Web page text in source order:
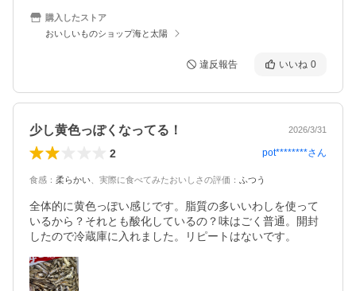
購入したストア
おいしいものショップ海と太陽
違反報告 いいね 0
少し黄色っぽくなってる！ 2026/3/31
2 pot********さん
食感 ： 柔らかい 実際に食べてみたおいしさの評価 ： ふつう
全体的に黄色っぽい感じです。脂質の多いいわしを使って
いるから？それとも酸化しているの？味はごく普通。開封
したので冷蔵庫に入れました。リピートはないです。